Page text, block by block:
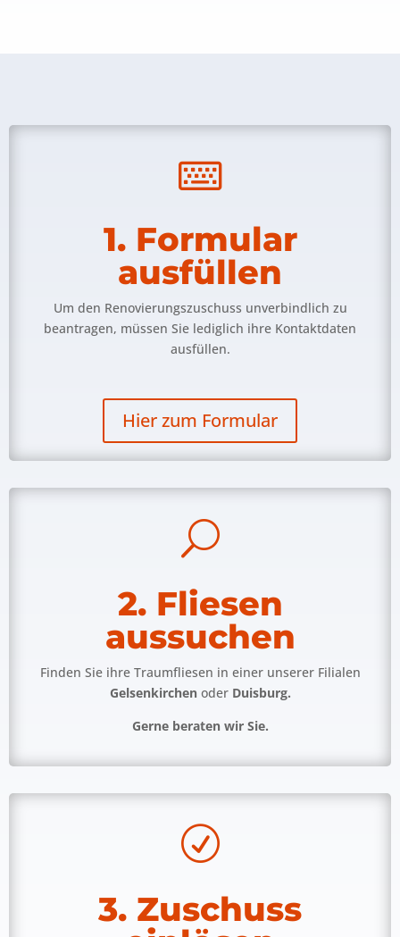

1. Formular
ausfüllen
Um den Renovierungszuschuss unverbindlich zu
beantragen, müssen Sie lediglich ihre Kontaktdaten
ausfüllen.
Hier zum Formular
U
2. Fliesen
aussuchen
Finden Sie ihre Traumfliesen in einer unserer Filialen
Gelsenkirchenoder Duisburg.
Gerne beraten wir Sie.
R
3. Zuschuss